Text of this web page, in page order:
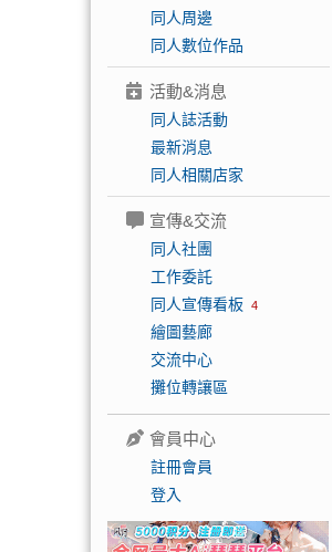
同人周邊
同人數位作品
活動&消息
同人誌活動
最新消息
同人相關店家
宣傳&交流
同人社團
工作委託
同人宣傳看板 4
繪圖藝廊
交流中心
攤位轉讓區
會員中心
註冊會員
登入